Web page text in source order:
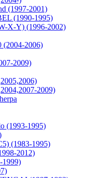
(1997-2001)
(1990-1995)
X-Y) (1996-2002)
(2004-2006)
2009)
2009)
(1993-1995)
(1983-1995)
2012)
1999)